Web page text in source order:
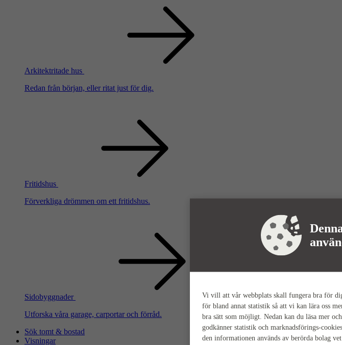
Vi vill att vår webbplats skall fungera bra för
för bland annat statistik så att vi kan lära oss
bra sätt som möjligt. Nedan kan du läsa mer
godkänner statistik och marknadsförings-
den informationen används av berörda bolag
Arkitektritade hus
Redan från början, eller ritat just för dig.
Fritidshus
Förverkliga drömmen om ett fritidshus.
Sidobyggnader
Utforska våra garage, carportar och förråd.
Sök tomt & bostad
Visningar